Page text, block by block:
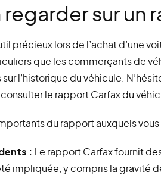
sur un
précieux lors de l’achat d’une
que les commerçants de
l’historique du véhicule.
le rapport Carfax du
du rapport auxquels
: Le rapport Carfax fournit
impliquée, y compris la gravité